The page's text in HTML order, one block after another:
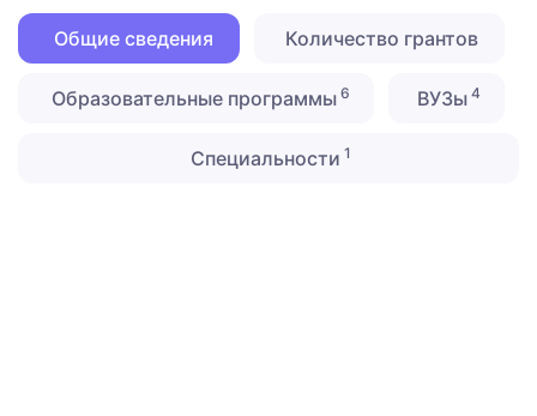
Общие сведения Количество грантов
Образовательные программы 6 ВУЗы 4
Специальности 1